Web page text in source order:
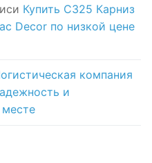
Купить C325 Карниз
Decor по низкой цене
компания
и